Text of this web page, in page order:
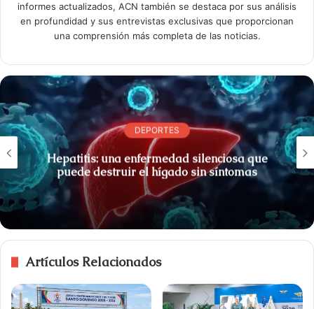
informes actualizados, ACN también se destaca por sus análisis
en profundidad y sus entrevistas exclusivas que proporcionan
una comprensión más completa de las noticias.
DEPORTES
Hepatitis: una enfermedad silenciosa que
puede destruir el hígado sin síntomas
Artículos Relacionados